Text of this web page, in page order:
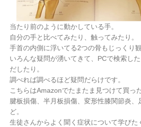
当たり前のように動かしている手。
自分の手と比べてみたり、触ってみたり。
手首の内側に浮いてる2つの骨もじっくり観
いろんな疑問が湧いてきて、PCで検索し
だしたり。
調べれば調べるほど疑問だらけです。
こちらはAmazonでたまたま見つけて買った
腱板損傷、半月板損傷、変形性膝関節炎
ど。
生徒さんからよく聞く症状について学びた